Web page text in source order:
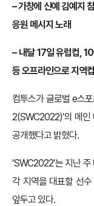
– 가창에 신예 김예지
응원 메시지 노래
– 내달 17일 유럽컵,
등 오프라인으로 지역
컴투스가 글로벌 e스
2(SWC2022)’의 메인
공개했다고 밝혔다.
‘SWC2022’는 지난
각 지역을 대표할 선
앞두고 있다.